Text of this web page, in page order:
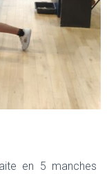
en 5 manches